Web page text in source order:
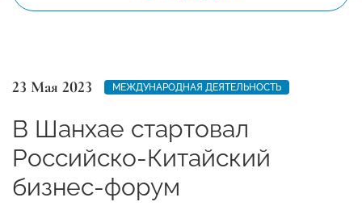
23 Мая 2023 МЕЖДУНАРОДНАЯ ДЕЯТЕЛЬНОСТЬ
В Шанхае стартовал
Российско-Китайский
бизнес-форум